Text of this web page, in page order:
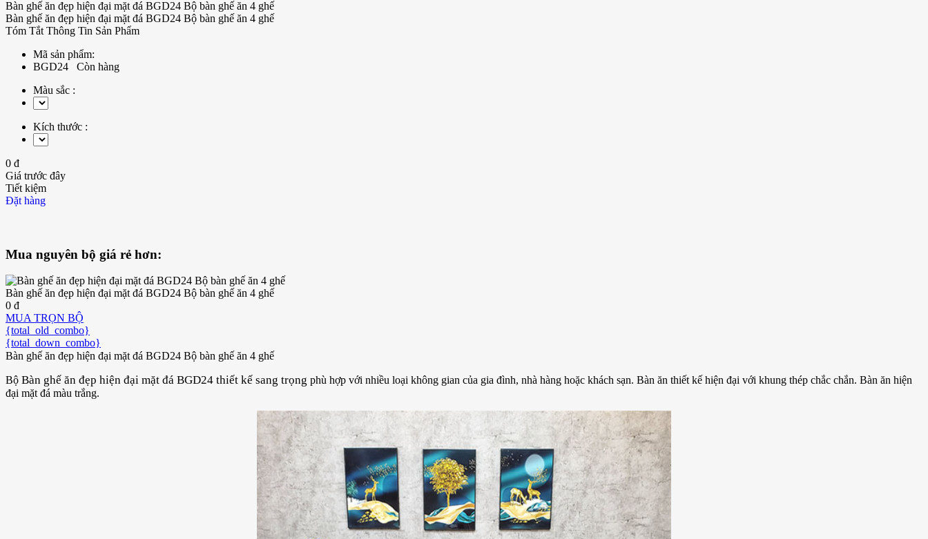
Bàn ghế ăn đẹp hiện đại mặt đá BGD24 Bộ bàn ghế ăn 4 ghế
Bàn ghế ăn đẹp hiện đại mặt đá BGD24 Bộ bàn ghế ăn 4 ghế
Tóm Tắt Thông Tin Sản Phẩm
Mã sản phẩm:
BGD24 Còn hàng
Màu sắc :
Kích thước :
0 đ
Giá trước đây
Tiết kiệm
Đặt hàng
Mua nguyên bộ giá rẻ hơn:
Bàn ghế ăn đẹp hiện đại mặt đá BGD24 Bộ bàn ghế ăn 4 ghế
0 đ
MUA TRỌN BỘ
{total_old_combo}
{total_down_combo}
Bàn ghế ăn đẹp hiện đại mặt đá BGD24 Bộ bàn ghế ăn 4 ghế
Bộ Bàn ghế ăn đẹp hiện đại mặt đá BGD24 thiết kế sang trọng phù hợp với nhiều loại không gian của gia đình, nhà hàng hoặc khách sạn. Bàn ăn thiết kế hiện đại với khung thép chắc chắn. Bàn ăn hiện
đại mặt đá màu trắng.